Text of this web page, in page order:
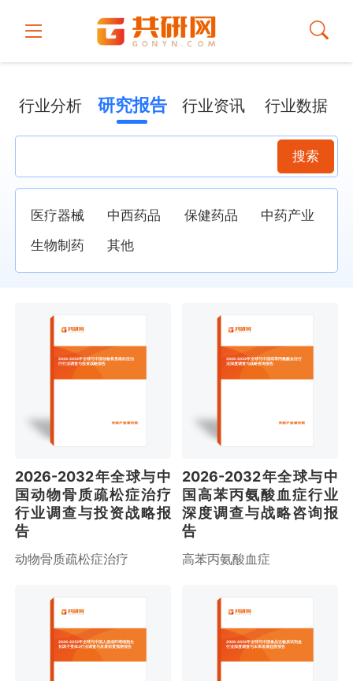
行业分析 研究报告 行业资讯 行业数据
搜索
医疗器械 中西药品 保健药品
中药产业
生物制药
其他
2026-2032年全球与中国动物骨质疏松症治
疗行业调查与投资战略报告
2026-2032年全球与中
国动物骨质疏松症治疗
行业调查与投资战略报
告
动物骨质疏松症治疗
2026-2032年全球与中国高苯丙氨酸血症行
业深度调查与战略咨询报告
2026-2032年全球与中
国高苯丙氨酸血症行业
深度调查与战略咨询报
告
高苯丙氨酸血症
2026-2032年全球与中国人源成纤维细胞生
长因子受体3行业调查与发展前景预测报告
2026-2032年全球与中国食品过敏原试剂盒
行业深度调查与未来发展趋势报告